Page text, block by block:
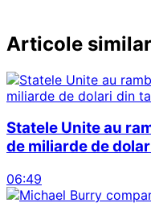
Articole
Statele Unite au
de miliarde de
06:49